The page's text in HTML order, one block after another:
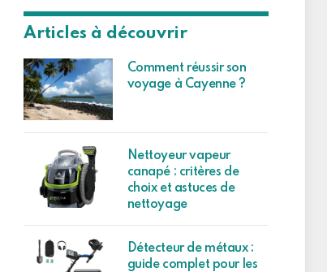
Articles à découvrir
Comment réussir son
voyage à Cayenne ?
Nettoyeur vapeur
canapé : critères de
choix et astuces de
nettoyage
Détecteur de métaux :
guide complet pour les